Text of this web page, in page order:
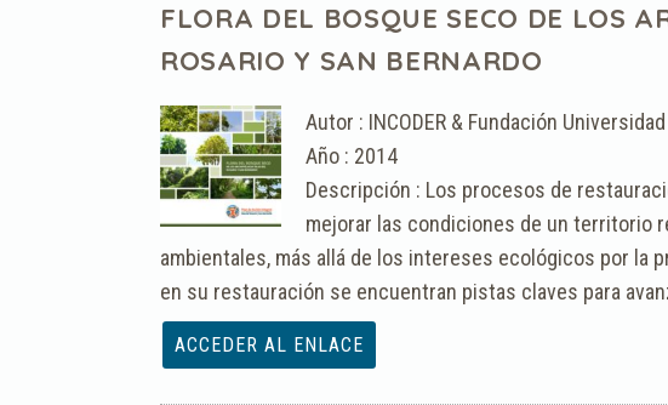
FLORA DEL BOSQUE SECO DE LOS
ROSARIO Y SAN BERNARDO
Autor : INCODER & Fundación
Año : 2014
Descripción : Los procesos de
mejorar las condiciones de un territorio
ambientales, más allá de los intereses ecológicos por la
en su restauración se encuentran pistas claves para